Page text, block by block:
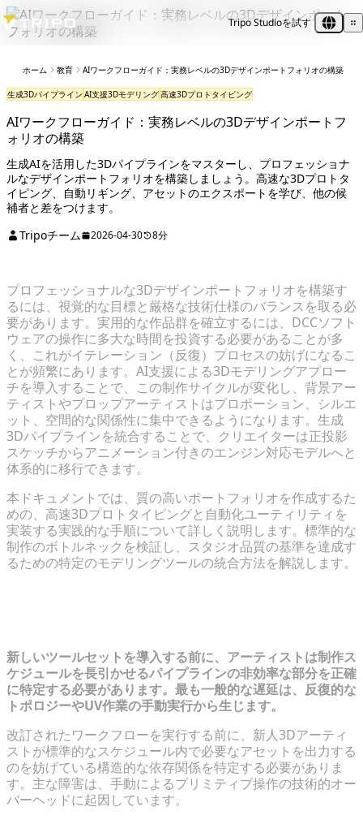
Tripo Studioを試す
ホーム 教育 AIワークフローガイド：実務レベルの3Dデザインポートフォリオの構築
生成3Dパイプライン AI支援3Dモデリング高速3Dプロトタイピング
AIワークフローガイド：実務レベルの3Dデザインポートフ
ォリオの構築
生成AIを活用した3Dパイプラインをマスターし、プロフェッショナ
ルなデザインポートフォリオを構築しましょう。高速な3Dプロトタ
イピング、自動リギング、アセットのエクスポートを学び、他の候
補者と差をつけます。
Tripoチーム
2026-04-30 8分
プロフェッショナルな3Dデザインポートフォリオを構築す
るには、視覚的な目標と厳格な技術仕様のバランスを取る必
要があります。実用的な作品群を確立するには、DCCソフト
ウェアの操作に多大な時間を投資する必要があることが多
く、これがイテレーション（反復）プロセスの妨げになるこ
とが頻繁にあります。AI支援による3Dモデリングアプロー
チを導入することで、この制作サイクルが変化し、背景アー
ティストやプロップアーティストはプロポーション、シルエ
ット、空間的な関係性に集中できるようになります。生成
3Dパイプラインを統合することで、クリエイターは正投影
スケッチからアニメーション付きのエンジン対応モデルへと
体系的に移行できます。
本ドキュメントでは、質の高いポートフォリオを作成するた
めの、高速3Dプロトタイピングと自動化ユーティリティを
実装する実践的な手順について詳しく説明します。標準的な
制作のボトルネックを検証し、スタジオ品質の基準を達成す
るための特定のモデリングツールの統合方法を解説します。
新しいツールセットを導入する前に、アーティストは制作ス
ケジュールを長引かせるパイプラインの非効率な部分を正確
に特定する必要があります。最も一般的な遅延は、反復的な
トポロジーやUV作業の手動実行から生じます。
改訂されたワークフローを実行する前に、新人3Dアーティ
ストが標準的なスケジュール内で必要なアセットを出力する
のを妨げている構造的な依存関係を特定する必要がありま
す。主な障害は、手動によるプリミティブ操作の技術的オー
バーヘッドに起因しています。